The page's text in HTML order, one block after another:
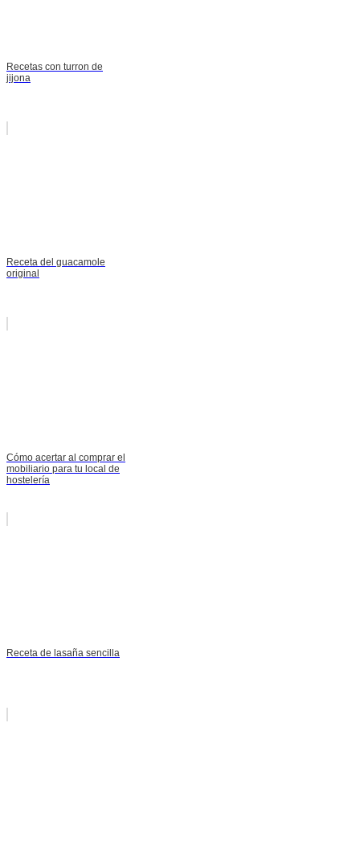
Recetas con turron de
jijona
Receta del guacamole
original
Cómo acertar al comprar el
mobiliario para tu local de
hostelería
Receta de lasaña sencilla